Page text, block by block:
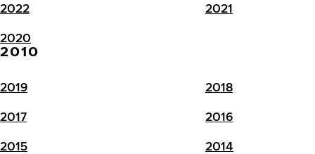
2022 2021
2020
2010
2019 2018
2017 2016
2015 2014